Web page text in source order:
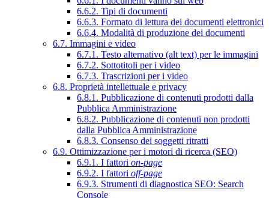
6.6.2. Tipi di documenti
6.6.3. Formato di lettura dei documenti elettronici
6.6.4. Modalità di produzione dei documenti
6.7. Immagini e video
6.7.1. Testo alternativo (alt text) per le immagini
6.7.2. Sottotitoli per i video
6.7.3. Trascrizioni per i video
6.8. Proprietà intellettuale e privacy
6.8.1. Pubblicazione di contenuti prodotti dalla
Pubblica Amministrazione
6.8.2. Pubblicazione di contenuti non prodotti
dalla Pubblica Amministrazione
6.8.3. Consenso dei soggetti ritratti
6.9. Ottimizzazione per i motori di ricerca (SEO)
6.9.1. I fattori on-page
6.9.2. I fattori off-page
6.9.3. Strumenti di diagnostica SEO: Search
Console